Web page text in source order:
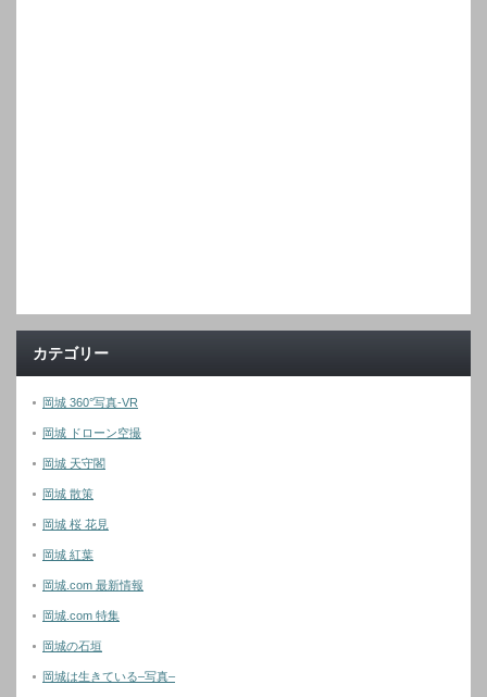
カテゴリー
岡城 360°写真-VR
岡城 ドローン空撮
岡城 天守閣
岡城 散策
岡城 桜 花見
岡城 紅葉
岡城.com 最新情報
岡城.com 特集
岡城の石垣
岡城は生きている–写真–